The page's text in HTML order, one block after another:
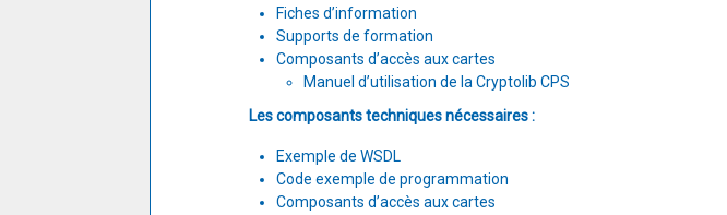
Fiches d’information
Supports de formation
Composants d’accès aux cartes
Manuel d’utilisation de la Cryptolib CPS
Les composants techniques nécessaires :
Exemple de WSDL
Code exemple de programmation
Composants d’accès aux cartes